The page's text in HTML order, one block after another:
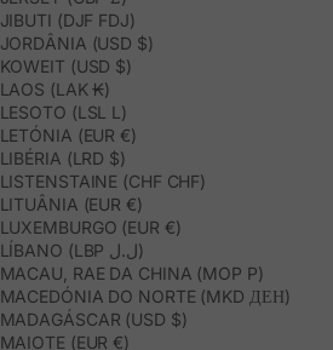
JIBUTI (DJF FDJ)
JORDÂNIA (USD $)
KOWEIT (USD $)
LAOS (LAK ₭)
LESOTO (LSL L)
LETÓNIA (EUR €)
LIBÉRIA (LRD $)
LISTENSTAINE (CHF CHF)
LITUÂNIA (EUR €)
LUXEMBURGO (EUR €)
LÍBANO (LBP ل.ل)
MACAU, RAE DA CHINA (MOP P)
MACEDÓNIA DO NORTE (MKD ДЕН)
MADAGÁSCAR (USD $)
MAIOTE (EUR €)